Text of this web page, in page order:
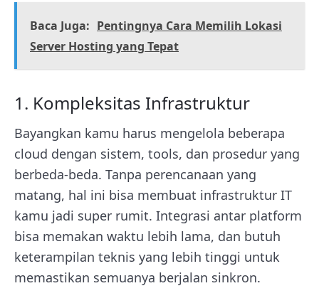
Baca Juga: Pentingnya Cara Memilih Lokasi
Server Hosting yang Tepat
1. Kompleksitas Infrastruktur
Bayangkan kamu harus mengelola beberapa
cloud dengan sistem, tools, dan prosedur yang
berbeda-beda. Tanpa perencanaan yang
matang, hal ini bisa membuat infrastruktur IT
kamu jadi super rumit. Integrasi antar platform
bisa memakan waktu lebih lama, dan butuh
keterampilan teknis yang lebih tinggi untuk
memastikan semuanya berjalan sinkron.